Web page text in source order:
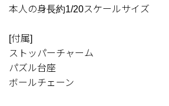
本人の身長約1/20スケールサイズ
[付属]
ストッパーチャーム
パズル台座
ボールチェーン